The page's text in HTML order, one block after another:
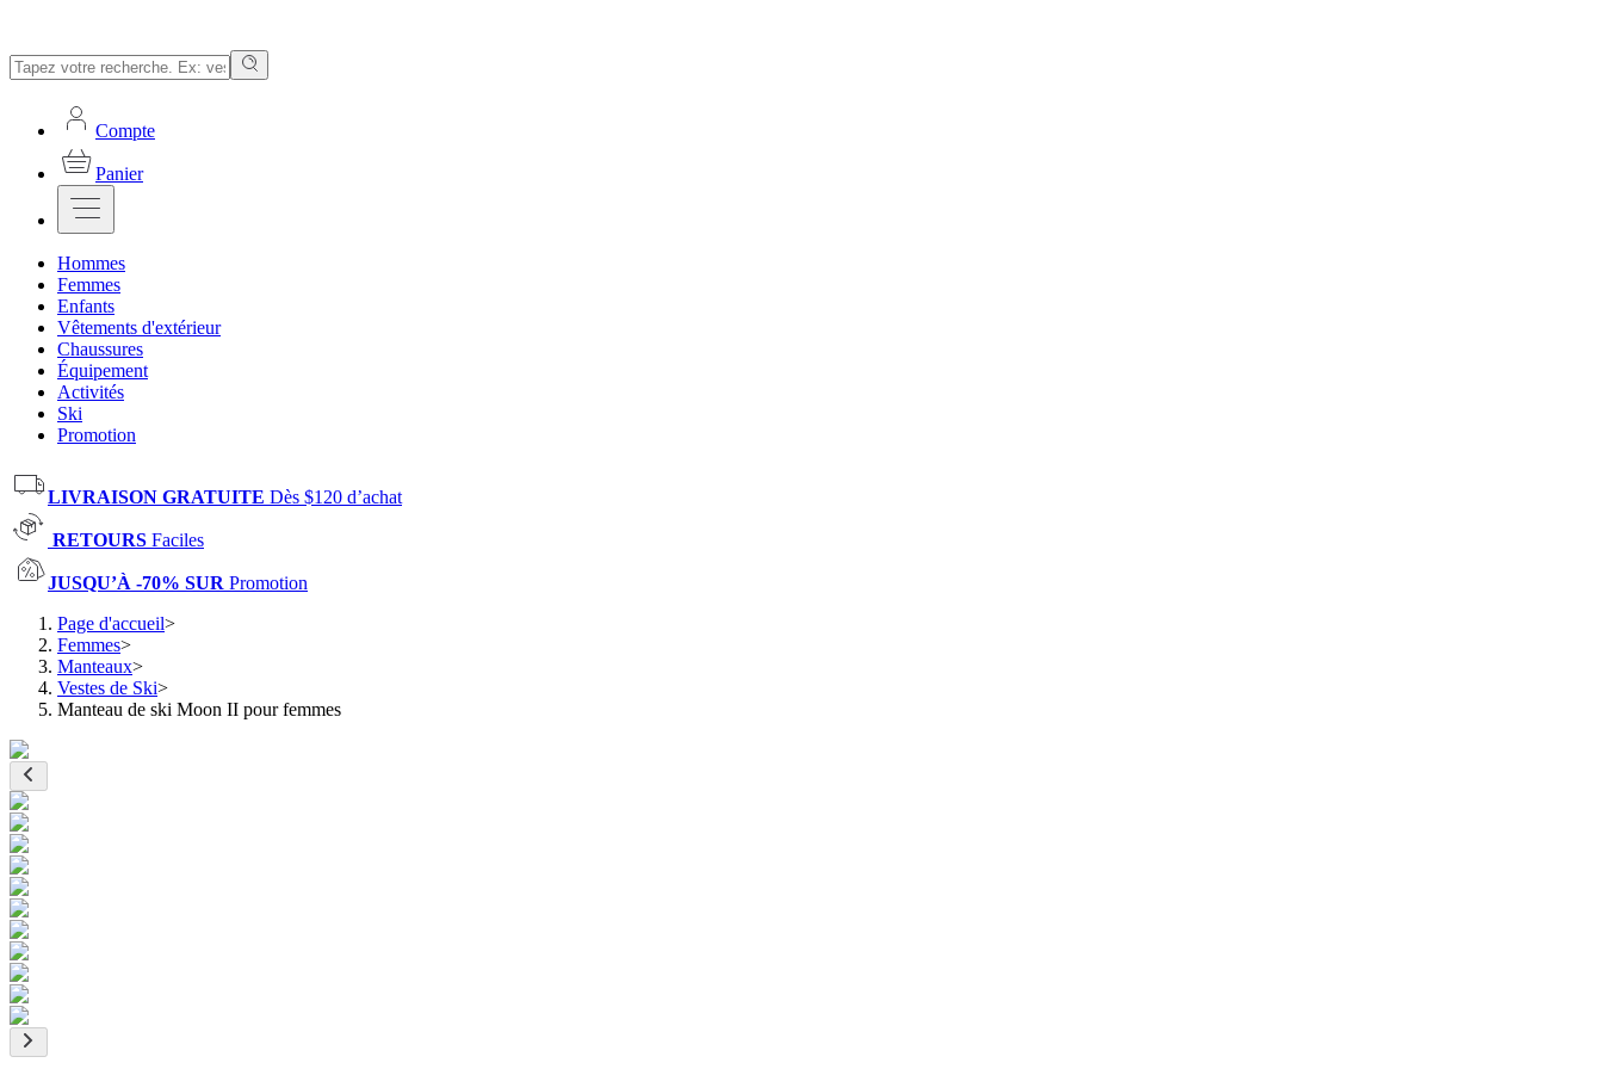
Compte
Panier
Hommes
Femmes
Enfants
Vêtements d'extérieur
Chaussures
Équipement
Activités
Ski
Promotion
LIVRAISON GRATUITE Dès $120 d’achat
RETOURS Faciles
JUSQU’À -70% SUR Promotion
Page d'accueil>
Femmes>
Manteaux>
Vestes de Ski>
Manteau de ski Moon II pour femmes